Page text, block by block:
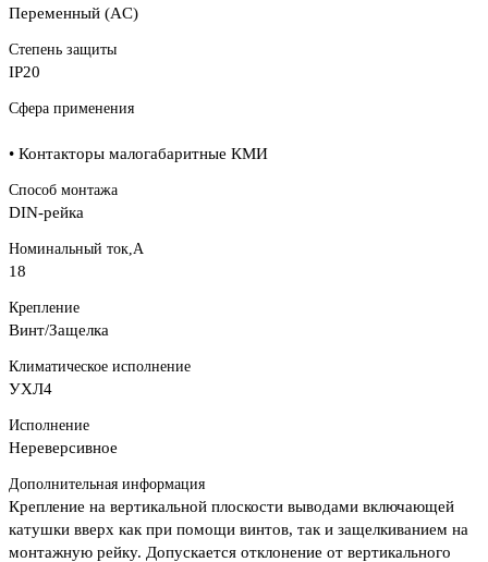
Переменный (AC)
Степень защиты
IP20
Сфера применения
• Контакторы малогабаритные КМИ
Способ монтажа
DIN-рейка
Номинальный ток,А
18
Крепление
Винт/Защелка
Климатическое исполнение
УХЛ4
Исполнение
Нереверсивное
Дополнительная информация
Крепление на вертикальной плоскости выводами включающей
катушки вверх как при помощи винтов, так и защелкиванием на
монтажную рейку. Допускается отклонение от вертикального